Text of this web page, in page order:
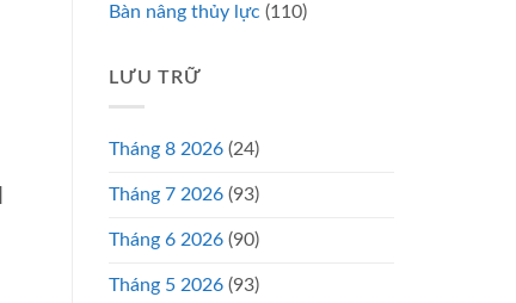
Bàn nâng thủy lực (110)
LƯU TRỮ
Tháng 8 2026 (24)
Tháng 7 2026 (93)
Tháng 6 2026 (90)
Tháng 5 2026 (93)